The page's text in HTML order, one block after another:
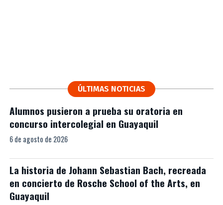
ÚLTIMAS NOTICIAS
Alumnos pusieron a prueba su oratoria en
concurso intercolegial en Guayaquil
6 de agosto de 2026
La historia de Johann Sebastian Bach, recreada
en concierto de Rosche School of the Arts, en
Guayaquil